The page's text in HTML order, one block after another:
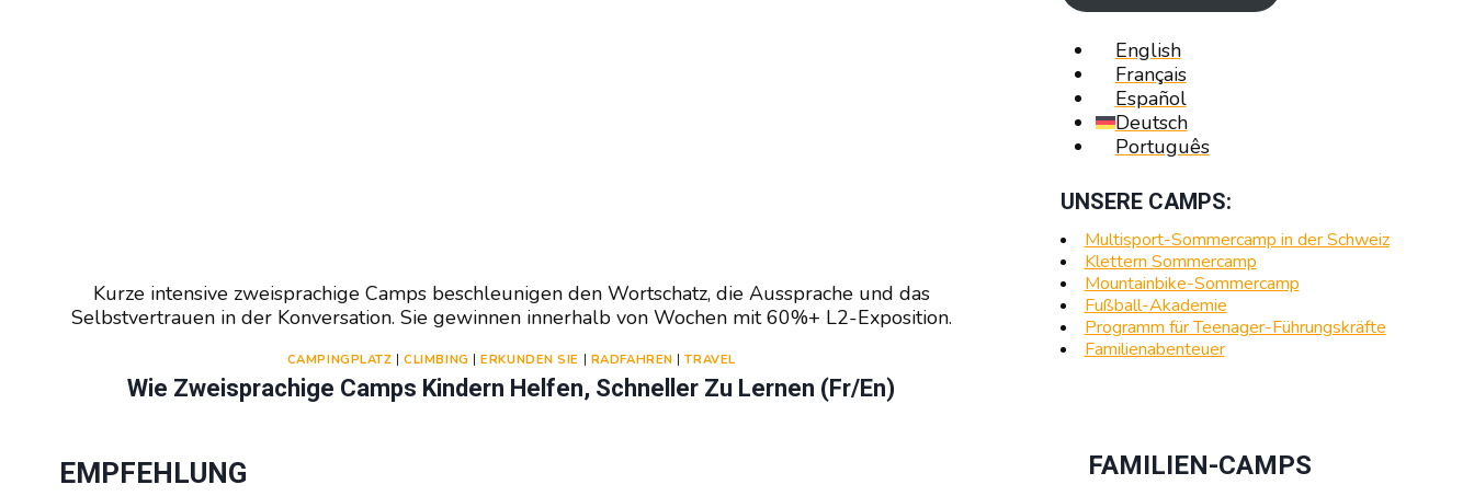
Wie Zweisprachige Camps Kindern Helfen, Schneller Zu Lernen (fr/en)
CAMPINGPLATZ |CLIMBING |ERKUNDEN SIE | RADFAHREN |TRAVEL
Kurze intensive zweisprachige Camps beschleunigen den Wortschatz, die Aussprache und das
Selbstvertrauen in der Konversation. Sie gewinnen innerhalb von Wochen mit 60%+ L2-Exposition.
EMPFEHLUNG
English
Français
Español
Deutsch
Português
UNSERE CAMPS:
Multisport-Sommercamp in der Schweiz
Klettern Sommercamp
Mountainbike-Sommercamp
Fußball-Akademie
Programm für Teenager-Führungskräfte
Familienabenteuer
FAMILIEN-CAMPS